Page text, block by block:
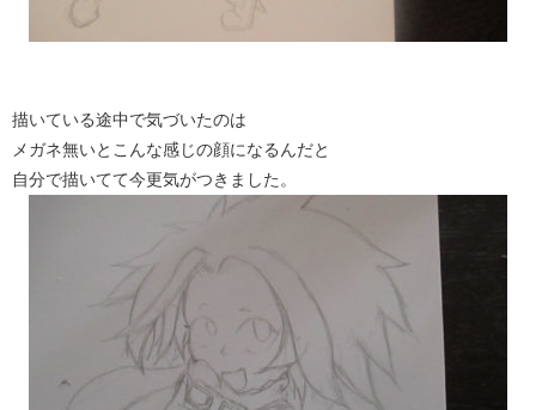
描いている途中で気づいたのは
メガネ無いとこんな感じの顔になるんだと
自分で描いてて今更気がつきました。